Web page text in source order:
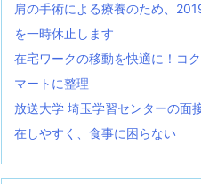
肩の手術による療養のため、
を一時休止します
在宅ワークの移動を快適に！コ
マートに整理
放送大学 埼玉学習センターの面
在しやすく、食事に困らない